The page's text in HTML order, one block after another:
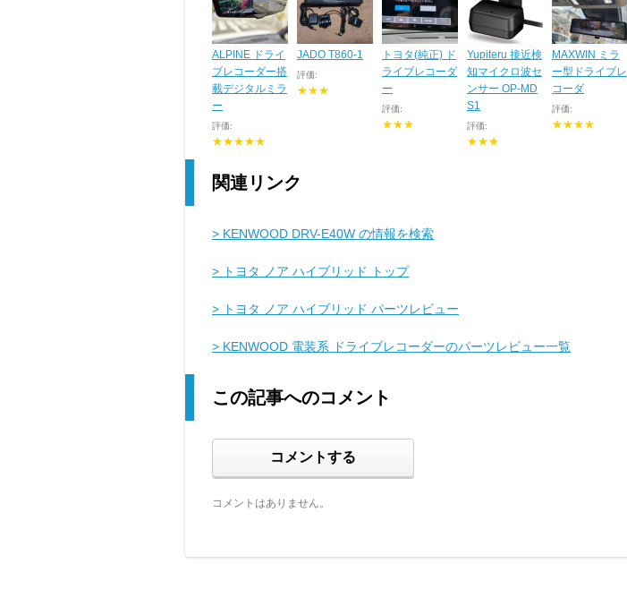
ALPINE ドライ
ブレコーダー搭
載デジタルミラ
ー
評価:
★★★★★
JADO T860-1
評価:
★★★
トヨタ(純正) ド
ライブレコーダ
ー
評価:
★★★
Yupiteru 接近検
知マイクロ波セ
ンサー OP-MD
S1
評価:
★★★
MAXWIN ミラ
ー型ドライブレ
コーダ
評価:
★★★★
関連リンク
> KENWOOD DRV-E40W の情報を検索
> トヨタ ノア ハイブリッド トップ
> トヨタ ノア ハイブリッド パーツレビュー
> KENWOOD 電装系 ドライブレコーダーのパーツレビュー一覧
この記事へのコメント
コメントする
コメントはありません。